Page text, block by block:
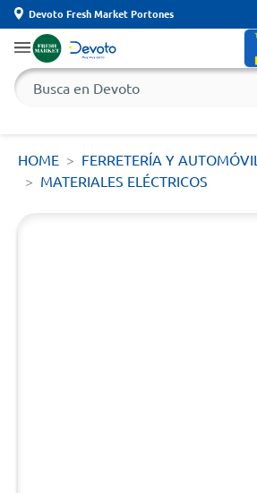
Devoto Fresh Market Portones
HOME FERRETERÍA Y AUTOMÓVIL
MATERIALES ELÉCTRICOS